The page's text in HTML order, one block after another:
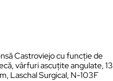
Castroviejo cu funcție de
vârfuri ascuțite angulate, 13
Laschal Surgical, N-103F